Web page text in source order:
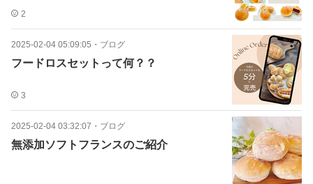
2
2025-02-04 05:09:05 ・ ブログ
フードロスセットって何？？
3
2025-02-04 03:32:07 ・ ブログ
無添加ソフトフランスのご紹介